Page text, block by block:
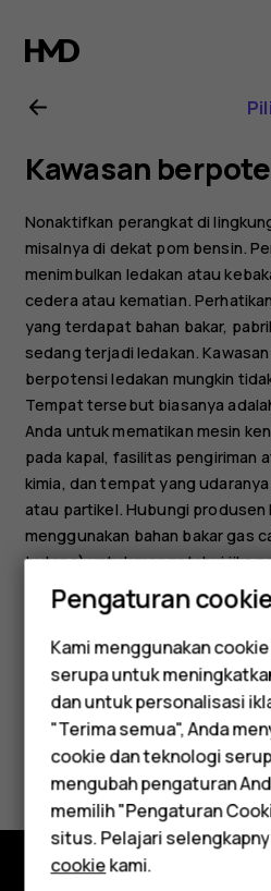
Buku
petunjuk
Nokia
C20
Smartphone
Feature
Aksesori
Tablet
Kawasan
Nonaktifkan perangkat di
misalnya di dekat pom bensin.
menimbulkan ledakan atau
cedera atau kematian.
yang terdapat bahan bakar,
sedang terjadi ledakan.
berpotensi ledakan mungkin
Tempat tersebut biasanya
Anda untuk mematikan mesin
pada kapal, fasilitas pengiriman
kimia, dan tempat yang
atau partikel. Hubungi produsen
menggunakan bahan bakar gas
butana) untuk mengetahui jika
digunakan dengan aman di
Apakah ini membantu?
Ya Tidak
Pengaturan
Kami menggunakan
serupa untuk
dan untuk personalisasi
"Terima semua", Anda
cookie dan teknologi
mengubah pengaturan
memilih "Pengaturan
situs. Pelajari
cookiekami.